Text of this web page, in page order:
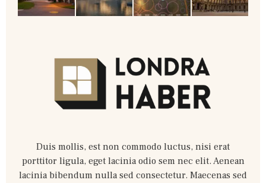
Duis mollis, est non commodo luctus, nisi erat
porttitor ligula, eget lacinia odio sem nec elit. Aenean
lacinia bibendum nulla sed consectetur. Maecenas sed